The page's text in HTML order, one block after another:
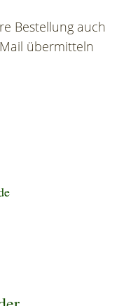
Bestellung auch
übermitteln